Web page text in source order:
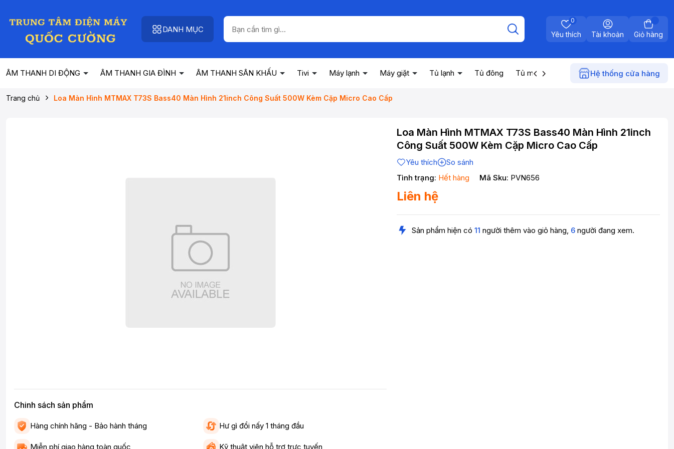
DANH MỤC
Yêu thích
0
Tài khoản Giỏ hàng
ÂM THANH DI ĐỘNG ÂM THANH GIA ĐÌNH ÂM THANH SÂN KHẤU Tivi Máy lạnh Máy giặt Tủ lạnh Tủ đông Tủ mát Máy nước nóng Điện gia
Hệ thống cửa hàng
Trang chủ Loa Màn Hình MTMAX T73S Bass40 Màn Hình 21inch Công Suất 500W Kèm Cặp Micro Cao Cấp
Chinh sách sản phẩm
Hàng chính hãng - Bảo hành tháng Hư gì đổi nấy 1 tháng đầu
Miễn phí giao hàng toàn quốc Kỹ thuật viên hỗ trợ trực tuyến
Loa Màn Hình MTMAX T73S Bass40 Màn Hình 21inch
Công Suất 500W Kèm Cặp Micro Cao Cấp
Yêu thích
So sánh
Tình trạng: Hết hàng Mã Sku: PVN656
Liên hệ
Sản phẩm hiện có 11 người thêm vào giỏ hàng, 6 người đang xem.